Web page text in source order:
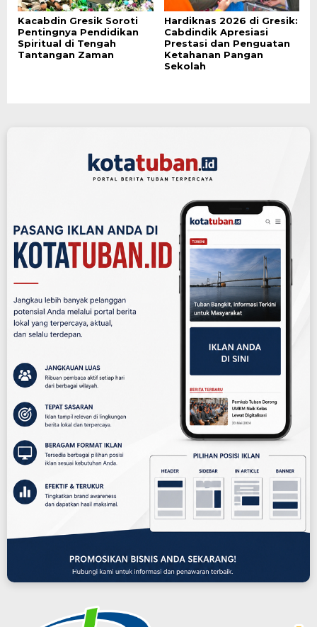
Kacabdin Gresik Soroti
Pentingnya Pendidikan
Spiritual di Tengah
Tantangan Zaman
Hardiknas 2026 di Gresik:
Cabdindik Apresiasi
Prestasi dan Penguatan
Ketahanan Pangan
Sekolah